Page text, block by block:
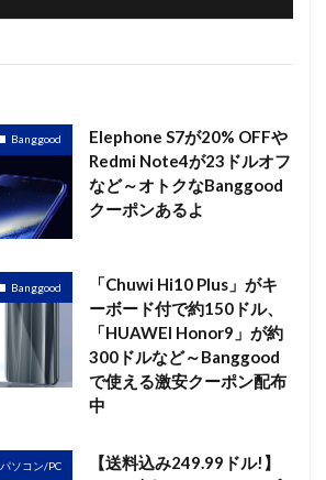
Banggood
Elephone S7が20% OFFや
Redmi Note4が23ドルオフ
など～オトクなBanggood
クーポンあるよ
Banggood
「Chuwi Hi10 Plus」がキ
ーボード付で約150ドル、
「HUAWEI Honor9」が約
300ドルなど～Banggood
で使える激安クーポン配布
中
パソコン/PC
【送料込み249.99ドル!】